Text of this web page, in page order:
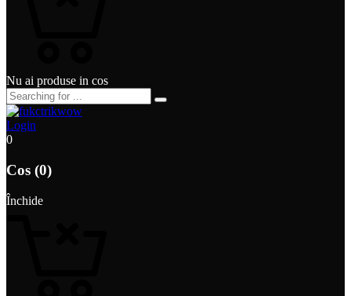
Nu ai produse in cos
Login
0
Cos (0)
Închide